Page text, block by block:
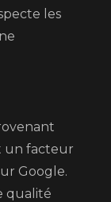
les
un facteur
Google.
qualité